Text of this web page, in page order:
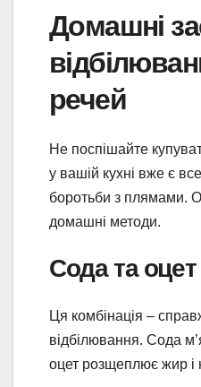
Домашні
речей
Не поспішайте
у вашій кухні вже є
боротьби з плямами.
домашні методи.
Сода та оцет
Ця комбінація –
відбілювання. Сода
оцет розщеплює жир і